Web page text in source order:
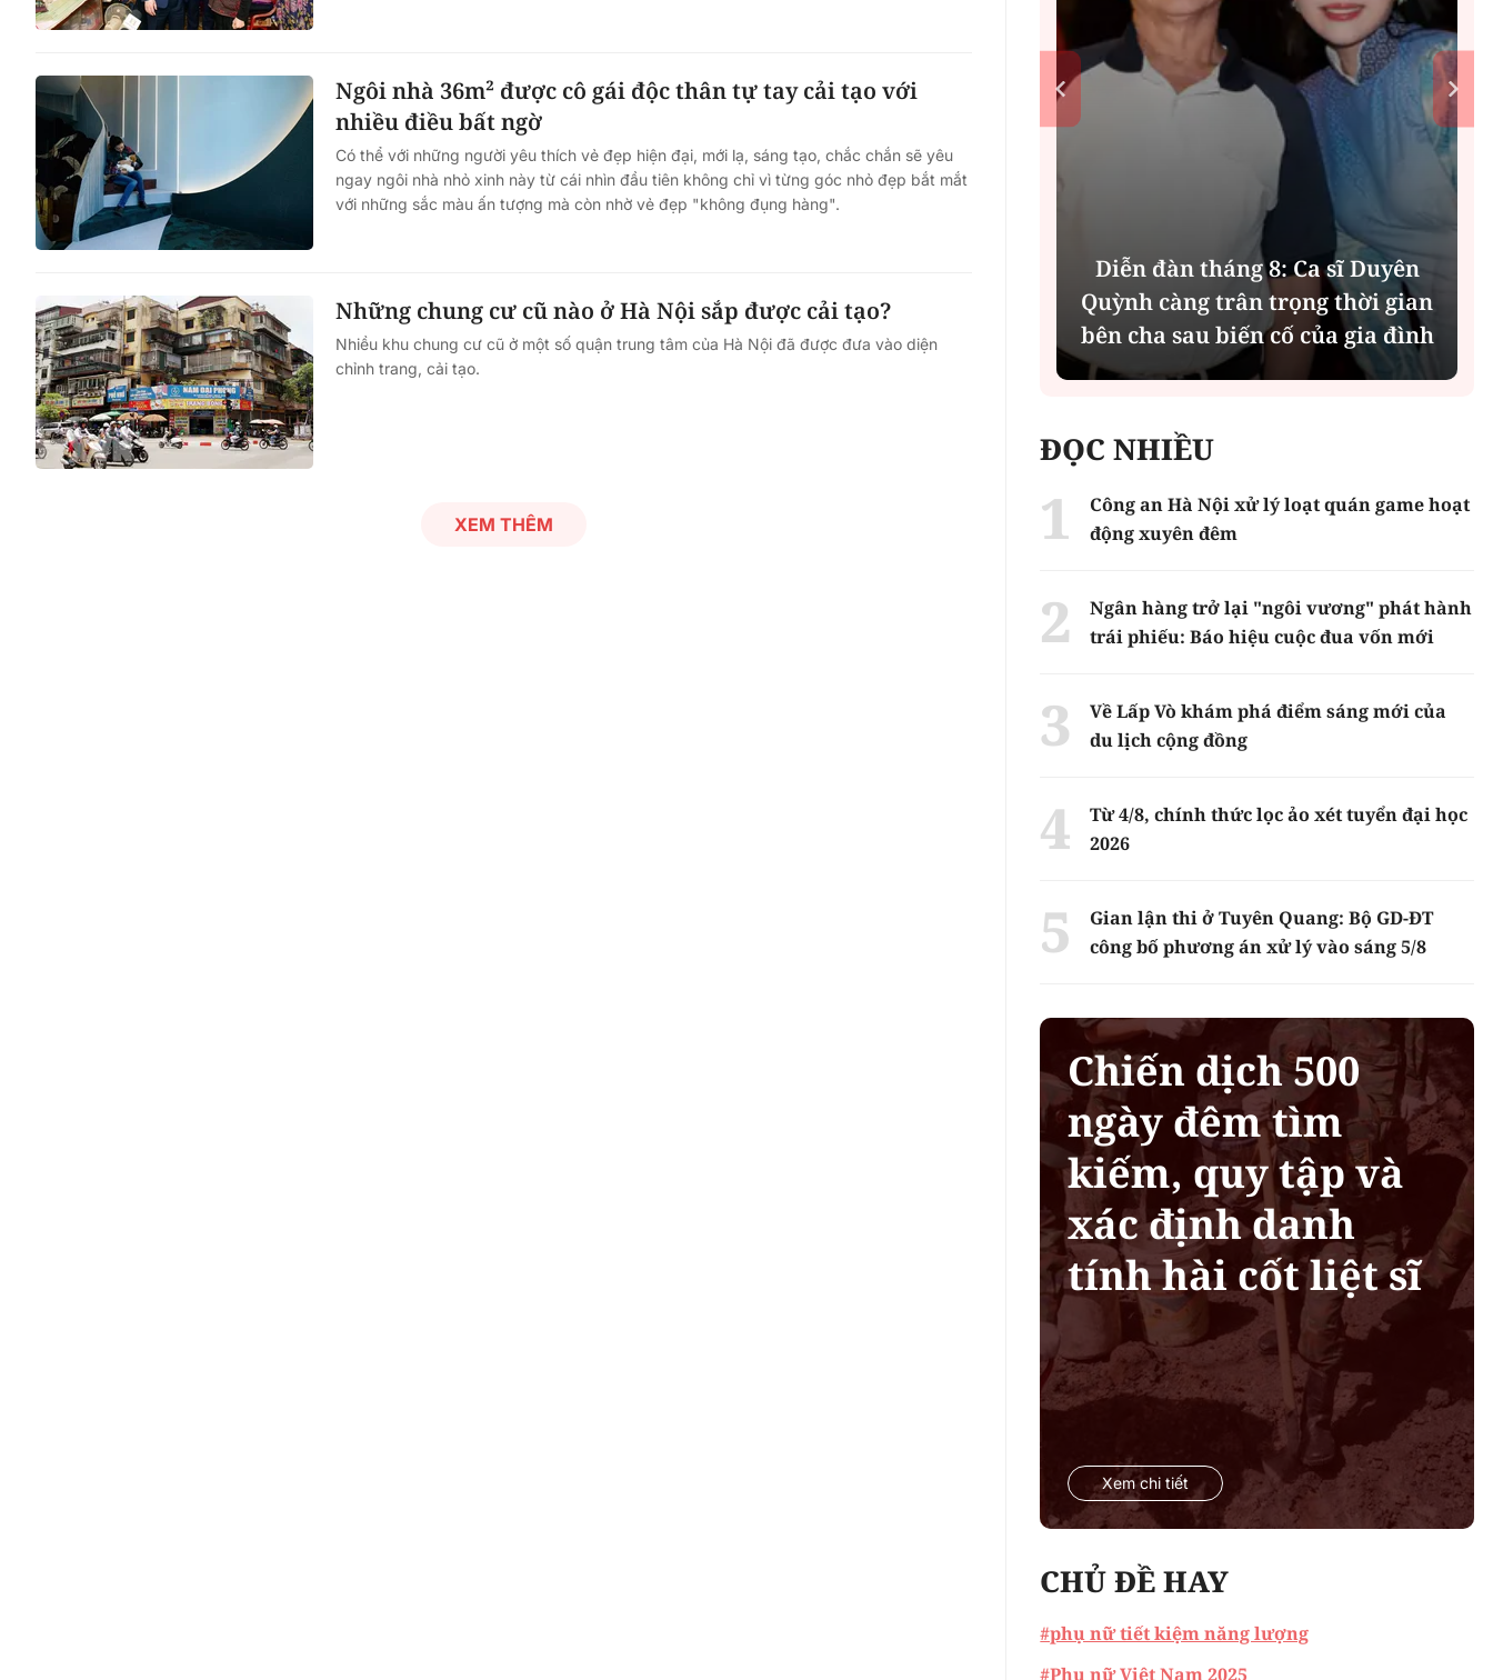
Ngôi nhà 36m² được cô gái độc thân tự tay cải tạo với
nhiều điều bất ngờ
Có thể với những người yêu thích vẻ đẹp hiện đại, mới lạ, sáng tạo, chắc chắn sẽ yêu
ngay ngôi nhà nhỏ xinh này từ cái nhìn đầu tiên không chỉ vì từng góc nhỏ đẹp bắt mắt
với những sắc màu ấn tượng mà còn nhờ vẻ đẹp "không đụng hàng".
Những chung cư cũ nào ở Hà Nội sắp được cải tạo?
Nhiều khu chung cư cũ ở một số quận trung tâm của Hà Nội đã được đưa vào diện
chỉnh trang, cải tạo.
XEM THÊM
mảnh đất và bản án vì lẽ công
bằng
tiếp cận các dịch vụ y tế kỹ thuật
cao
Diễn đàn tháng 8: Ca sĩ Duyên
Quỳnh càng trân trọng thời gian
bên cha sau biến cố của gia đình
ĐỌC NHIỀU
Công an Hà Nội xử lý loạt quán game hoạt
động xuyên đêm
Ngân hàng trở lại "ngôi vương" phát hành
trái phiếu: Báo hiệu cuộc đua vốn mới
Về Lấp Vò khám phá điểm sáng mới của
du lịch cộng đồng
Từ 4/8, chính thức lọc ảo xét tuyển đại học
2026
Gian lận thi ở Tuyên Quang: Bộ GD-ĐT
công bố phương án xử lý vào sáng 5/8
Chiến dịch 500
ngày đêm tìm
kiếm, quy tập và
xác định danh
tính hài cốt liệt sĩ
Xem chi tiết
CHỦ ĐỀ HAY
#phụ nữ tiết kiệm năng lượng
#Phụ nữ Việt Nam 2025